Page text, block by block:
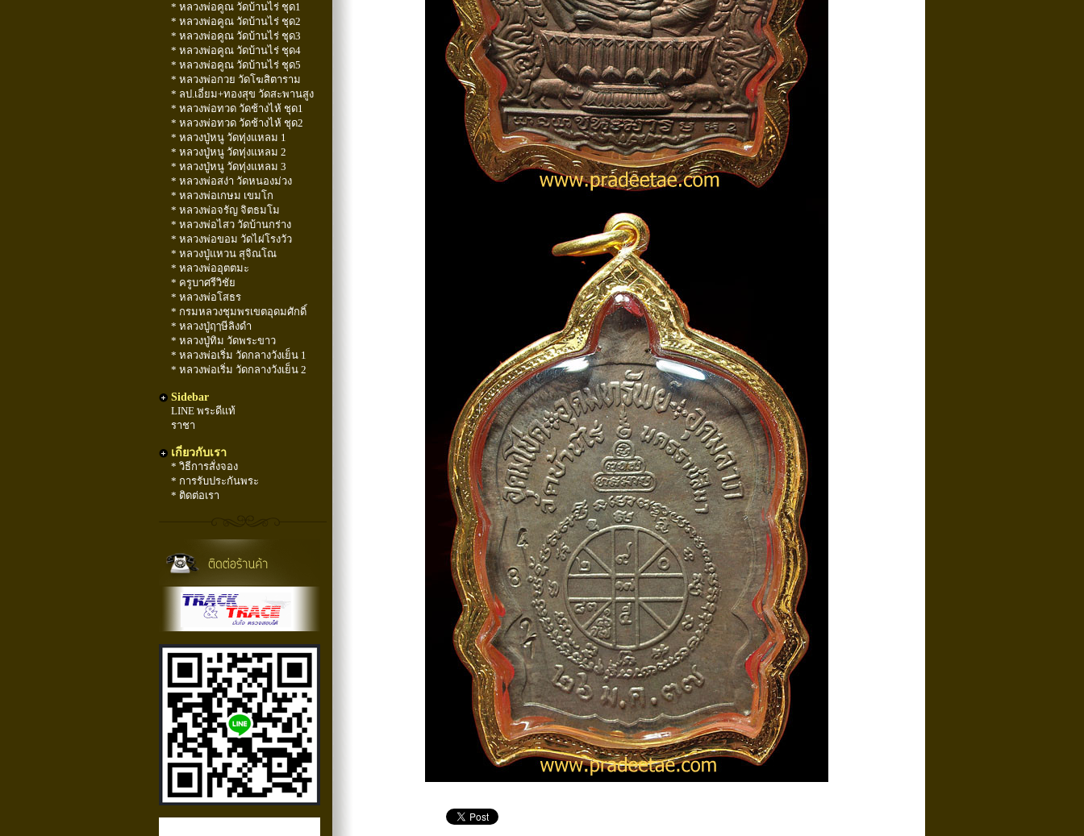
* หลวงพ่อคูณ วัดบ้านไร่ ชุด1
* หลวงพ่อคูณ วัดบ้านไร่ ชุด2
* หลวงพ่อคูณ วัดบ้านไร่ ชุด3
* หลวงพ่อคูณ วัดบ้านไร่ ชุด4
* หลวงพ่อคูณ วัดบ้านไร่ ชุด5
* หลวงพ่อกวย วัดโฆสิตาราม
* ลป.เอี่ยม+ทองสุข วัดสะพานสูง
* หลวงพ่อทวด วัดช้างไห้ ชุด1
* หลวงพ่อทวด วัดช้างไห้ ชุด2
* หลวงปู่หนู วัดทุ่งแหลม 1
* หลวงปู่หนู วัดทุ่งแหลม 2
* หลวงปู่หนู วัดทุ่งแหลม 3
* หลวงพ่อสง่า วัดหนองม่วง
* หลวงพ่อเกษม เขมโก
* หลวงพ่อจรัญ จิตธมโม
* หลวงพ่อไสว วัดบ้านกร่าง
* หลวงพ่อขอม วัดไผ่โรงวัว
* หลวงปู่แหวน สุจิณโณ
* หลวงพ่ออุตตมะ
* ครูบาศรีวิชัย
* หลวงพ่อโสธร
* กรมหลวงชุมพรเขตอุดมศักดิ์
* หลวงปู่ฤๅษีลิงดำ
* หลวงปู่ทิม วัดพระขาว
* หลวงพ่อเริ่ม วัดกลางวังเย็น 1
* หลวงพ่อเริ่ม วัดกลางวังเย็น 2
Sidebar
LINE พระดีแท้
ราชา
เกี่ยวกับเรา
* วิธีการสั่งจอง
* การรับประกันพระ
* ติดต่อเรา